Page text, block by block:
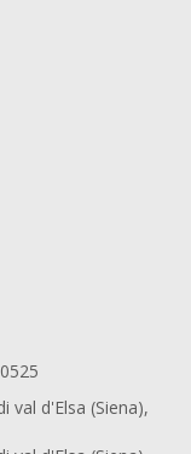
val d'Elsa (Siena),